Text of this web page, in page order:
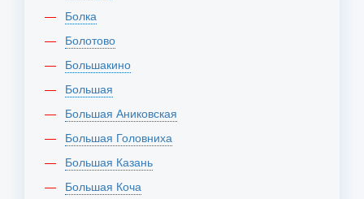
Болка
Болотово
Большакино
Большая
Большая Аниковская
Большая Головниха
Большая Казань
Большая Коча